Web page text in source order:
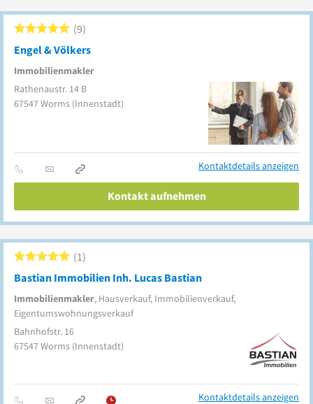
Engel & Völkers
Immobilienmakler
9
Rathenaustr. 14 B
67547Worms (Innenstadt)
Kontaktdetails anzeigen
Kontakt aufnehmen
Bastian Immobilien Inh. Lucas Bastian
Immobilienmakler, Hausverkauf, Immobilienverkauf,
Eigentumswohnungsverkauf
1
Bahnhofstr. 16
67547Worms (Innenstadt)
Kontaktdetails anzeigen